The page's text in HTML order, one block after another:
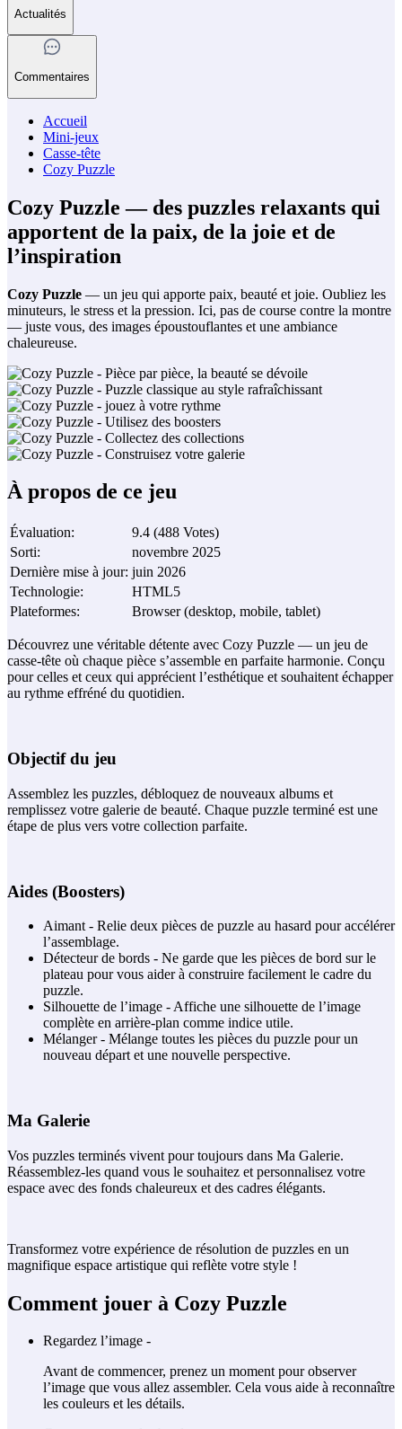
Actualités
Commentaires
Accueil
Mini-jeux
Casse-tête
Cozy Puzzle
Cozy Puzzle — des puzzles relaxants qui
apportent de la paix, de la joie et de
l’inspiration
Cozy Puzzle — un jeu qui apporte paix, beauté et joie. Oubliez les
minuteurs, le stress et la pression. Ici, pas de course contre la montre
— juste vous, des images époustouflantes et une ambiance
chaleureuse.
À propos de ce jeu
Évaluation: 9.4 (488 Votes)
Sorti:
novembre 2025
Dernière mise à jour: juin 2026
Technologie:
HTML5
Plateformes: Browser (desktop, mobile, tablet)
Découvrez une véritable détente avec Cozy Puzzle — un jeu de
casse‑tête où chaque pièce s’assemble en parfaite harmonie. Conçu
pour celles et ceux qui apprécient l’esthétique et souhaitent échapper
au rythme effréné du quotidien.
Objectif du jeu
Assemblez les puzzles, débloquez de nouveaux albums et
remplissez votre galerie de beauté. Chaque puzzle terminé est une
étape de plus vers votre collection parfaite.
Aides (Boosters)
Aimant - Relie deux pièces de puzzle au hasard pour accélérer
l’assemblage.
Détecteur de bords - Ne garde que les pièces de bord sur le
plateau pour vous aider à construire facilement le cadre du
puzzle.
Silhouette de l’image - Affiche une silhouette de l’image
complète en arrière-plan comme indice utile.
Mélanger - Mélange toutes les pièces du puzzle pour un
nouveau départ et une nouvelle perspective.
Ma Galerie
Vos puzzles terminés vivent pour toujours dans Ma Galerie.
Réassemblez-les quand vous le souhaitez et personnalisez votre
espace avec des fonds chaleureux et des cadres élégants.
Transformez votre expérience de résolution de puzzles en un
magnifique espace artistique qui reflète votre style !
Comment jouer à Cozy Puzzle
Regardez l’image -
Avant de commencer, prenez un moment pour observer
l’image que vous allez assembler. Cela vous aide à reconnaître
les couleurs et les détails.